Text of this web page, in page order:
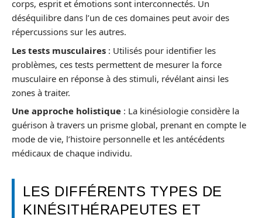
corps, esprit et émotions sont interconnectés. Un
déséquilibre dans l’un de ces domaines peut avoir des
répercussions sur les autres.
Les tests musculaires : Utilisés pour identifier les
problèmes, ces tests permettent de mesurer la force
musculaire en réponse à des stimuli, révélant ainsi les
zones à traiter.
Une approche holistique : La kinésiologie considère la
guérison à travers un prisme global, prenant en compte le
mode de vie, l’histoire personnelle et les antécédents
médicaux de chaque individu.
LES DIFFÉRENTS TYPES DE
KINÉSITHÉRAPEUTES ET